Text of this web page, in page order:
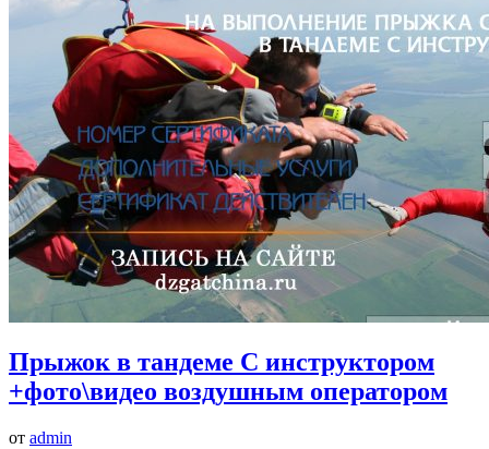
Прыжок в тандеме С инструктором
+фото\видео воздушным оператором
от admin